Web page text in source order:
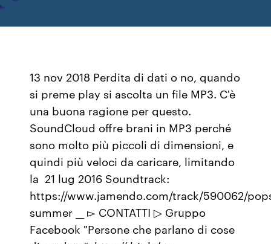
13 nov 2018 Perdita di dati o no, quando
si preme play si ascolta un file MP3. C'è
una buona ragione per questo.
SoundCloud offre brani in MP3 perché
sono molto più piccoli di dimensioni, e
quindi più veloci da caricare, limitando
la 21 lug 2016 Soundtrack:
https://www.jamendo.com/track/590062/
summer __ ▻ CONTATTI ▷ Gruppo
Facebook "Persone che parlano di cose